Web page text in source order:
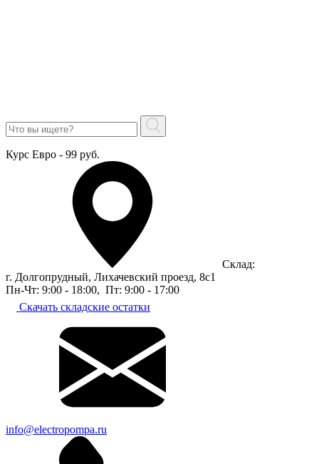
Курс Евро - 99 руб.
Склад:
г. Долгопрудный, Лихачевский проезд, 8c1
Пн-Чт: 9:00 - 18:00, Пт: 9:00 - 17:00
Скачать складские остатки
info@electropompa.ru